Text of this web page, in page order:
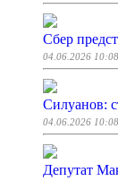
Сбер
04.06.2026
Силуанов:
04.06.2026
Депутат